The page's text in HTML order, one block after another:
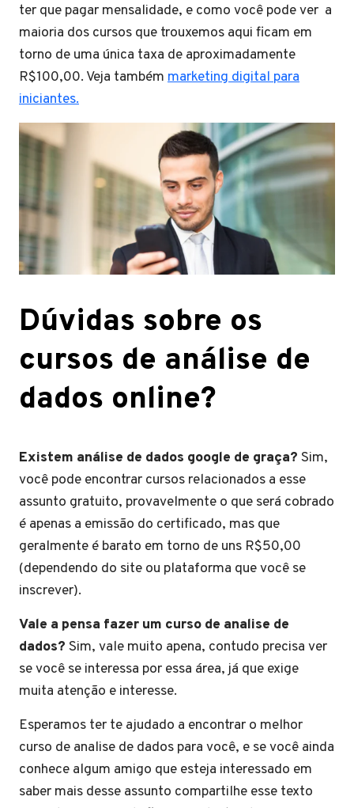
ter que pagar mensalidade, e como você pode ver a
maioria dos cursos que trouxemos aqui ficam em
torno de uma única taxa de aproximadamente
R$100,00. Veja também marketing digital para
iniciantes.
Dúvidas sobre os
cursos de análise de
dados online?
Existem análise de dados google de graça? Sim,
você pode encontrar cursos relacionados a esse
assunto gratuito, provavelmente o que será cobrado
é apenas a emissão do certificado, mas que
geralmente é barato em torno de uns R$50,00
(dependendo do site ou plataforma que você se
inscrever).
Vale a pensa fazer um curso de analise de
dados? Sim, vale muito apena, contudo precisa ver
se você se interessa por essa área, já que exige
muita atenção e interesse.
Esperamos ter te ajudado a encontrar o melhor
curso de analise de dados para você, e se você ainda
conhece algum amigo que esteja interessado em
saber mais desse assunto compartilhe esse texto